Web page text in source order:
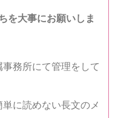
を大事にお願いしま
務所にて管理をして
に読めない長文のメ